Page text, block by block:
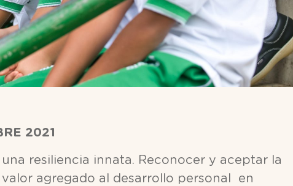
2021
una resiliencia innata. Reconocer y aceptar la
agregado al desarrollo personal en